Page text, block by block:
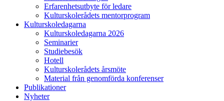
Erfarenhetsutbyte för ledare
Kulturskolerådets mentorprogram
Kulturskoledagarna
Kulturskoledagarna 2026
Seminarier
Studiebesök
Hotell
Kulturskolerådets årsmöte
Material från genomförda konferenser
Publikationer
Nyheter